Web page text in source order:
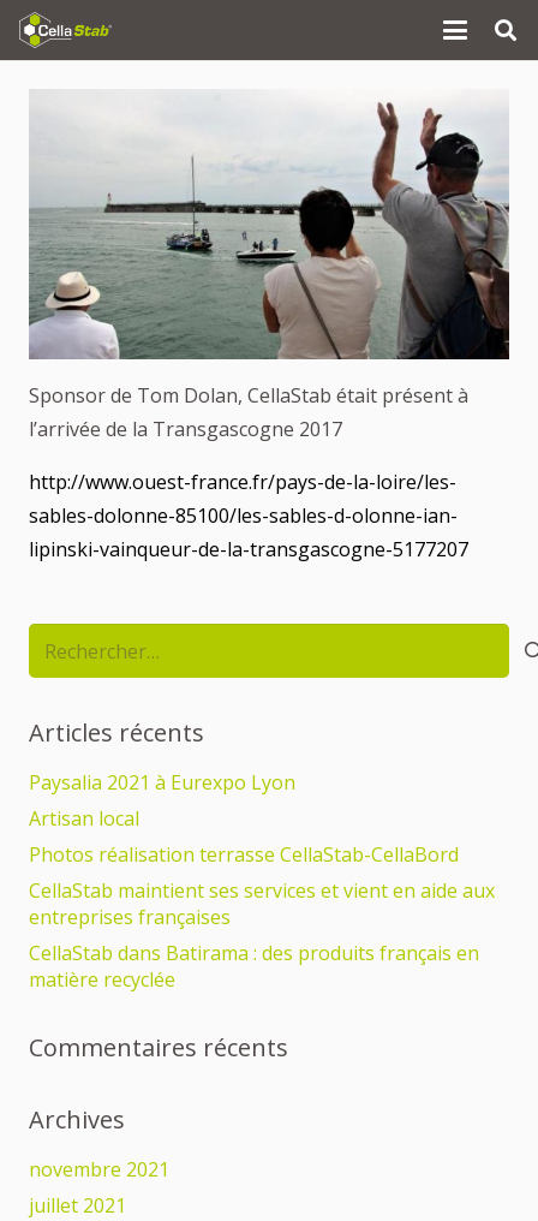
Sponsor de Tom Dolan, CellaStab était présent à
l’arrivée de la Transgascogne 2017
http://www.ouest-france.fr/pays-de-la-loire/les-
sables-dolonne-85100/les-sables-d-olonne-ian-
lipinski-vainqueur-de-la-transgascogne-5177207
Rechercher :
Articles récents
Paysalia 2021 à Eurexpo Lyon
Artisan local
Photos réalisation terrasse CellaStab-CellaBord
CellaStab maintient ses services et vient en aide aux
entreprises françaises
CellaStab dans Batirama : des produits français en
matière recyclée
Commentaires récents
Archives
novembre 2021
juillet 2021